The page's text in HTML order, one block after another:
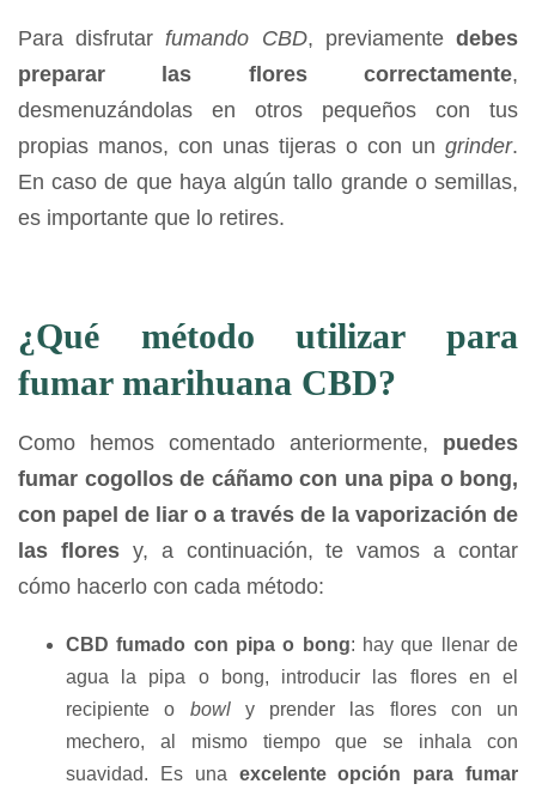
Para disfrutarfumando CBD, previamentedebes
preparar las flores correctamente,
desmenuzándolas en otros pequeños con tus
propias manos, con unas tijeras o con un grinder.
En caso de que haya algún tallo grande o semillas,
es importante que lo retires.
¿Qué método utilizar para
fumar marihuana CBD?
Como hemos comentado anteriormente, puedes
fumar cogollos de cáñamo con una pipa o bong,
con papel de liar o a través de la vaporización de
las floresy, a continuación, te vamos a contar
cómo hacerlo con cada método:
CBD fumado con pipa o bong: hay que llenar de
agua la pipa o bong, introducir las flores en el
recipiente o bowly prender las flores con un
mechero, al mismo tiempo que se inhala con
suavidad. Es una excelente opción para fumar